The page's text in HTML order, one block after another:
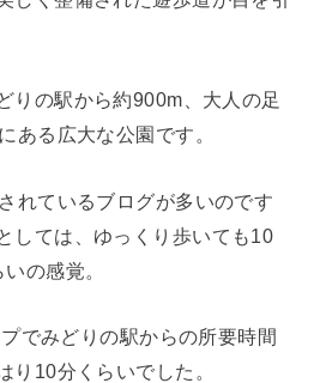
りの駅から約900m、大人の足
ある広大な公園です。
れているブログが多いのです
しては、ゆっくり歩いても10
の感覚。
でみどりの駅からの所要時間
り10分くらいでした。